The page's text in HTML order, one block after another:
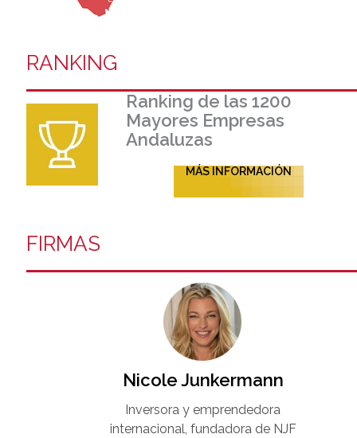
RANKING
Ranking de las 1200
Mayores Empresas
Andaluzas
MÁS INFORMACIÓN
FIRMAS
Nicole Junkermann​
Inversora y emprendedora
internacional, fundadora de NJF